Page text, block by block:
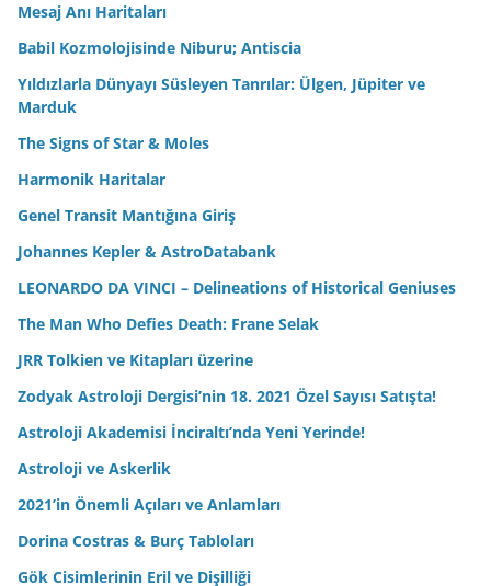
Mesaj Anı Haritaları
Babil Kozmolojisinde Niburu; Antiscia
Yıldızlarla Dünyayı Süsleyen Tanrılar: Ülgen, Jüpiter ve
Marduk
The Signs of Star & Moles
Harmonik Haritalar
Genel Transit Mantığına Giriş
Johannes Kepler & AstroDatabank
LEONARDO DA VINCI – Delineations of Historical Geniuses
The Man Who Defies Death: Frane Selak
JRR Tolkien ve Kitapları üzerine
Zodyak Astroloji Dergisi’nin 18. 2021 Özel Sayısı Satışta!
Astroloji Akademisi İnciraltı’nda Yeni Yerinde!
Astroloji ve Askerlik
2021’in Önemli Açıları ve Anlamları
Dorina Costras & Burç Tabloları
Gök Cisimlerinin Eril ve Dişilliği